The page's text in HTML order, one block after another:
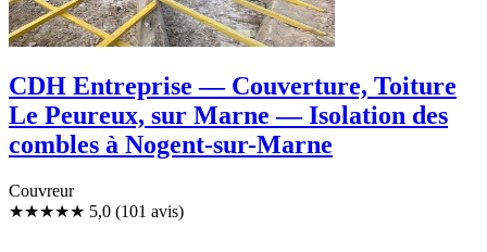
CDH Entreprise — Couverture, Toiture
Le Peureux, sur Marne — Isolation des
combles à Nogent-sur-Marne
Couvreur
★★★★★ 5,0 (101 avis)